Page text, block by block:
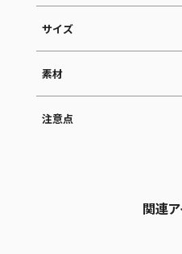
サイズ
素材
注意点
関連